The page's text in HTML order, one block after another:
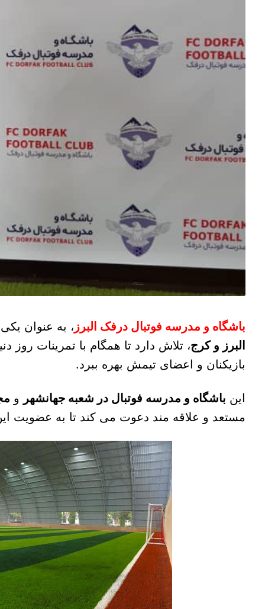
باشگاه و مدرسه فوتبال درفک البرز ، به عنوان یکی
البرز و کرج، تلاش دارد تا همگام با تمرینات روز
بازیکنان و اعضای تیمش بهره ببرد.
این باشگاه و مدرسه فوتبال در شعبه جهانشهر و
مستعد و علاقه مند دعوت می کند تا به عضویت